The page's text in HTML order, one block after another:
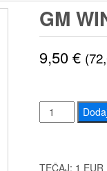
GM
9,50€
GM
WINDER
ALAT
TEČAJ: 1